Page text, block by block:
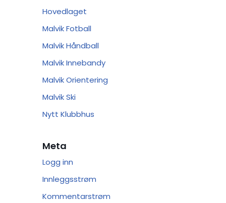
Hovedlaget
Malvik Fotball
Malvik Håndball
Malvik Innebandy
Malvik Orientering
Malvik Ski
Nytt Klubbhus
Meta
Logg inn
Innleggsstrøm
Kommentarstrøm